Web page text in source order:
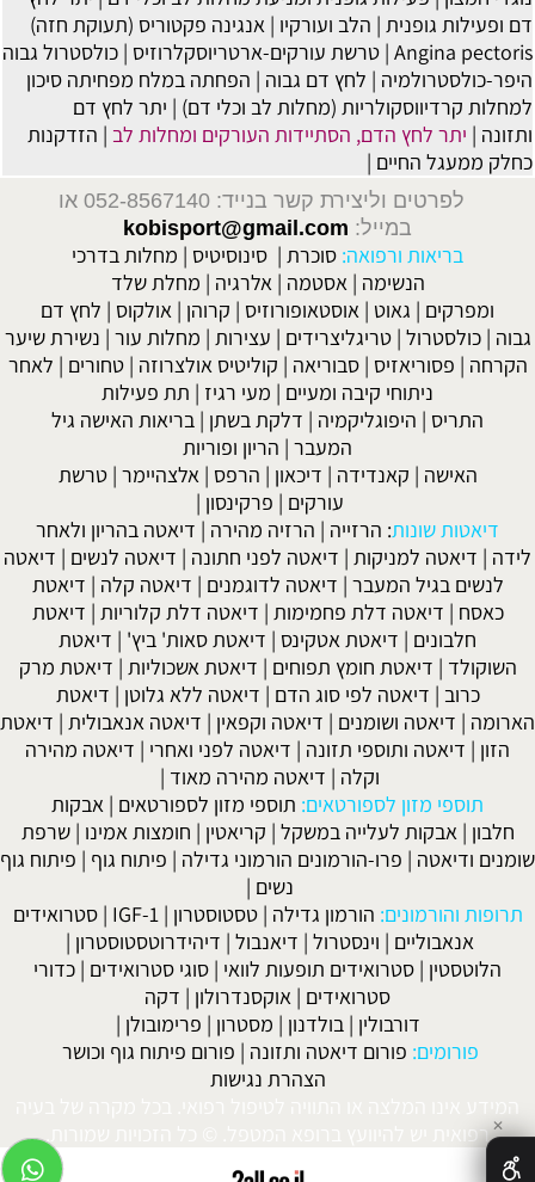
דם ופעילות גופנית | הלב ועורקיו | אנגינה פקטוריס (תעוקת חזה)
Angina pectoris
| טרשת עורקים-ארטריוסקלרוזיס | כולסטרול גבוה
היפר-כולסטרולמיה | לחץ דם גבוה | הפחתה במלח מפחיתה סיכון
למחלות קרדיווסקולריות (מחלות לב וכלי דם) | יתר לחץ דם
ותזונה | יתר לחץ הדם, הסתיידות העורקים ומחלות לב | הזדקנות
כחלק ממעגל החיים |
לפרטים וליצירת קשר בנייד: 052-8567140
או
במייל: kobisport@gmail.com
בריאות ורפואה: סוכרת | סינוסיטיס | מחלות בדרכי
הנשימה |אסטמה |אלרגיה | מחלת שלד
ומפרקים | גאוט | אוסטאופורוזיס | קרוהן | אולקוס | לחץ דם
גבוה |כולסטרול |טריגליצרידים | עצירות | מחלות עור | נשירת שיער
הקרחה | פסוריאזיס |סבוריאה | קוליטיס אולצרוזה |טחורים | לאחר
ניתוחי קיבה ומעיים | מעי רגיז | תת פעילות
התריס | היפוגליקמיה | דלקת בשתן | בריאות האישה גיל
המעבר | הריון ופוריות
האישה | קאנדידה | דיכאון | הרפס |אלצהיימר |טרשת
עורקים | פרקינסון |
דיאטות שונות: הרזייה | הרזיה מהירה | דיאטה בהריון ולאחר
לידה | דיאטה למניקות | דיאטה לפני חתונה | דיאטה לנשים | דיאטה
לנשים בגיל המעבר | דיאטה לדוגמנים | דיאטה קלה | דיאטת
כאסח | דיאטה דלת פחמימות | דיאטה דלת קלוריות | דיאטת
חלבונים | דיאטת אטקינס | דיאטת סאות' ביץ' | דיאטת
השוקולד | דיאטת חומץ תפוחים | דיאטת אשכוליות | דיאטת מרק
כרוב | דיאטה לפי סוג הדם | דיאטה ללא גלוטן | דיאטת
הארומה | דיאטה ושומנים | דיאטה וקפאין | דיאטה אנאבולית | דיאטת
הזון | דיאטה ותוספי תזונה | דיאטה לפני ואחרי | דיאטה מהירה
וקלה | דיאטה מהירה מאוד |
תוספי מזון לספורטאים: תוספי מזון לספורטאים | אבקות
חלבון |אבקות לעלייה במשקל | קריאטין | חומצות אמינו |שרפת
שומנים ודיאטה | פרו-הורמונים הורמוני גדילה | פיתוח גוף | פיתוח גוף
נשים |
תרופות והורמונים: הורמון גדילה |טסטוסטרון |
IGF-1
|סטרואידים
אנאבוליים | וינסטרול | דיאנבול | דיהידרוטסטוסטרון |
הלוטסטין | סטרואידים תופעות לוואי | סוגי סטרואידים | כדורי
סטרואידים | אוקסנדרולון | דקה
דורבולין |בולדנון | מסטרון | פרימובולן |
פורומים: פורום דיאטה ותזונה | פורום פיתוח גוף וכושר
הצהרת נגישות
המידע אינו המלצה או התוויה לטיפול רפואי. בכל מקרה של בעיה
רפואית יש להיוועץ ברופא המטפל. © כל הזכויות שמורות. ✕